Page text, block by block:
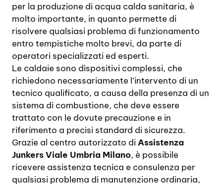
per la produzione di acqua calda sanitaria, è
molto importante, in quanto permette di
risolvere qualsiasi problema di funzionamento
entro tempistiche molto brevi, da parte di
operatori specializzati ed esperti.
Le caldaie sono dispositivi complessi, che
richiedono necessariamente l’intervento di un
tecnico qualificato, a causa della presenza di un
sistema di combustione, che deve essere
trattato con le dovute precauzione e in
riferimento a precisi standard di sicurezza.
Grazie al centro autorizzato diAssistenza
Junkers Viale Umbria Milano, è possibile
ricevere assistenza tecnica e consulenza per
qualsiasi problema di manutenzione ordinaria,